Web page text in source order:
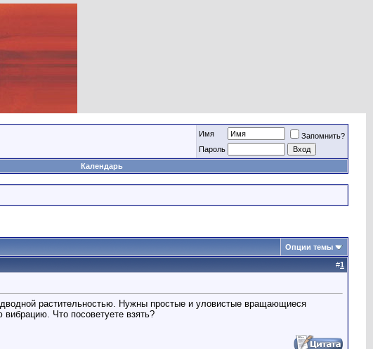
Имя
Запомнить?
Пароль
Календарь
Опции темы
#1
растительностью. Нужны простые и уловистые вращающиеся
Что посоветуете взять?